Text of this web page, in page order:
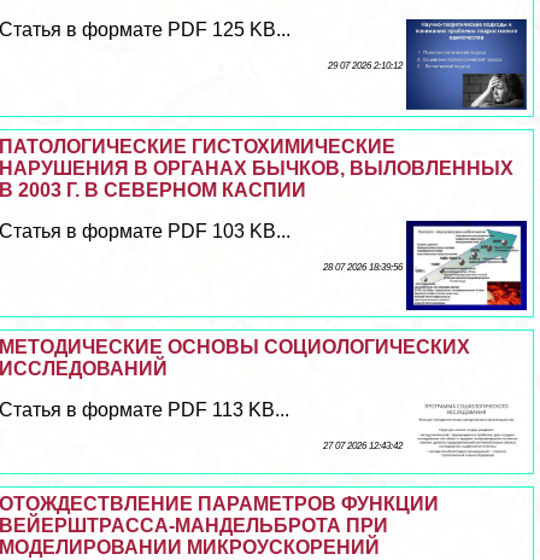
Статья в формате PDF 125 KB...
29 07 2026 2:10:12
ПАТОЛОГИЧЕСКИЕ ГИСТОХИМИЧЕСКИЕ
НАРУШЕНИЯ В ОРГАНАХ БЫЧКОВ, ВЫЛОВЛЕННЫХ
В 2003 Г. В СЕВЕРНОМ КАСПИИ
Статья в формате PDF 103 KB...
28 07 2026 18:39:56
МЕТОДИЧЕСКИЕ ОСНОВЫ СОЦИОЛОГИЧЕСКИХ
ИССЛЕДОВАНИЙ
Статья в формате PDF 113 KB...
27 07 2026 12:43:42
ОТОЖДЕСТВЛЕНИЕ ПАРАМЕТРОВ ФУНКЦИИ
ВЕЙЕРШТРАССА-МАНДЕЛЬБРОТА ПРИ
МОДЕЛИРОВАНИИ МИКРОУСКОРЕНИЙ